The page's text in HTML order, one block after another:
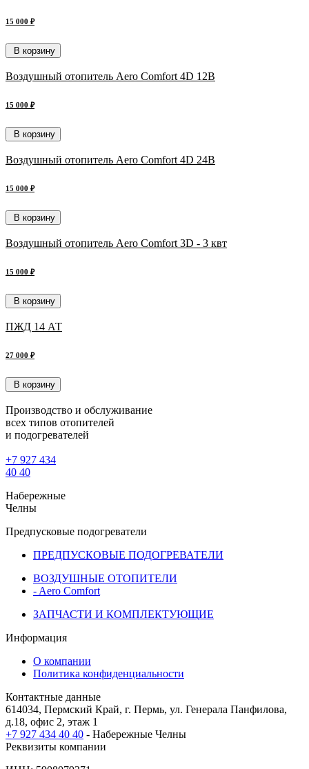
15 000 ₽
В корзину
Воздушный отопитель Aero Comfort 4D 12В
15 000 ₽
В корзину
Воздушный отопитель Aero Comfort 4D 24В
15 000 ₽
В корзину
Воздушный отопитель Aero Comfort 3D - 3 квт
15 000 ₽
В корзину
ПЖД 14 АТ
27 000 ₽
В корзину
Производство и обслуживание
всех типов отопителей
и подогревателей
+7 927 434
40 40
Набережные
Челны
Предпусковые подогреватели
ПРЕДПУСКОВЫЕ ПОДОГРЕВАТЕЛИ
ВОЗДУШНЫЕ ОТОПИТЕЛИ
- Aero Comfort
ЗАПЧАСТИ И КОМПЛЕКТУЮЩИЕ
Информация
О компании
Политика конфиденциальности
Контактные данные
614034, Пермский Край, г. Пермь, ул. Генерала Панфилова,
д.18, офис 2, этаж 1
+7 927 434 40 40 - Набережные Челны
Реквизиты компании